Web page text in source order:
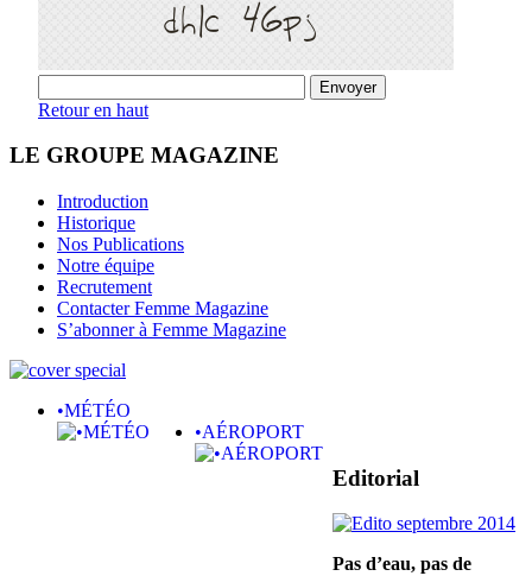
Retour en haut
LE GROUPE MAGAZINE
Introduction
Historique
Nos Publications
Notre équipe
Recrutement
Contacter Femme Magazine
S’abonner à Femme Magazine
•MÉTÉO
•AÉROPORT
Editorial
Pas d’eau, pas de